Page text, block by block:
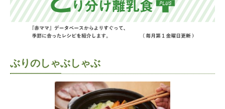
ぶりのしゃぶしゃぶ